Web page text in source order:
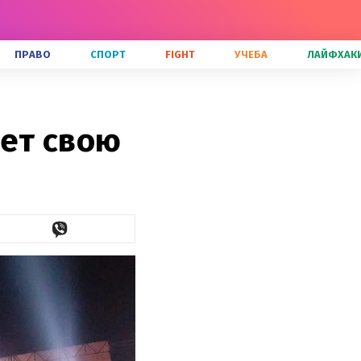
ПРАВО СПОРТ FIGHT УЧЕБА
свою